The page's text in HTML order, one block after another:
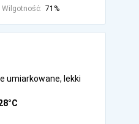
Wilgotność: 71%
umiarkowane, lekki